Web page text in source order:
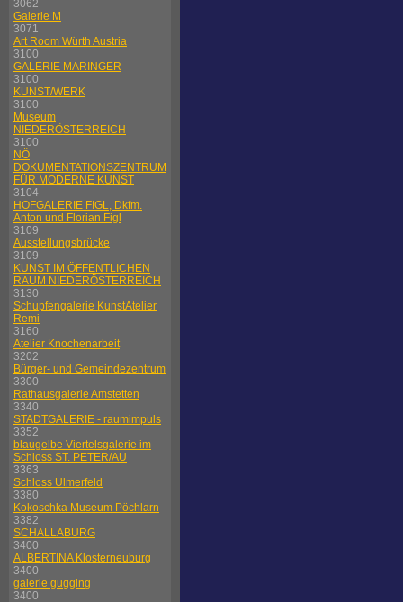
3062
Galerie M
3071
Art Room Würth Austria
3100
GALERIE MARINGER
3100
KUNST/WERK
3100
Museum
NIEDERÖSTERREICH
3100
NÖ
DOKUMENTATIONSZENTRUM
FÜR MODERNE KUNST
3104
HOFGALERIE FIGL, Dkfm.
Anton und Florian Figl
3109
Ausstellungsbrücke
3109
KUNST IM ÖFFENTLICHEN
RAUM NIEDERÖSTERREICH
3130
Schupfengalerie KunstAtelier
Remi
3160
Atelier Knochenarbeit
3202
Bürger- und Gemeindezentrum
3300
Rathausgalerie Amstetten
3340
STADTGALERIE - raumimpuls
3352
blaugelbe Viertelsgalerie im
Schloss ST. PETER/AU
3363
Schloss Ulmerfeld
3380
Kokoschka Museum Pöchlarn
3382
SCHALLABURG
3400
ALBERTINA Klosterneuburg
3400
galerie gugging
3400